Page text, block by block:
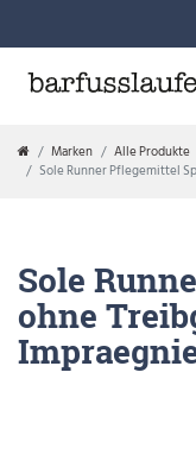
Marken
Alle Produkte
Sole Runner Pflegemittel
Sole
ohne